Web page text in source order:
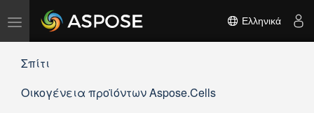
Εναλλαγή
πλοήγησης
Ελληνικά
Σπίτι
Οικογένεια προϊόντων Aspose.Cells